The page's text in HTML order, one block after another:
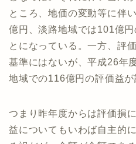
ところ、地価の変動等に伴
億円、淡路地域では101億
とになっている。一方、評
基準にはないが、平成26年
地域での116億円の評価益が
つまり昨年度からは評価損
益についてもいわば自主的